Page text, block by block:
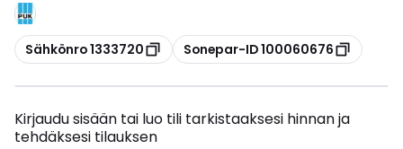
Kopioi
Sähkönro 1333720 Kopioi
Sonepar-ID 100060676
Kirjaudu sisään tai luo tili tarkistaaksesi hinnan ja
tehdäksesi tilauksen